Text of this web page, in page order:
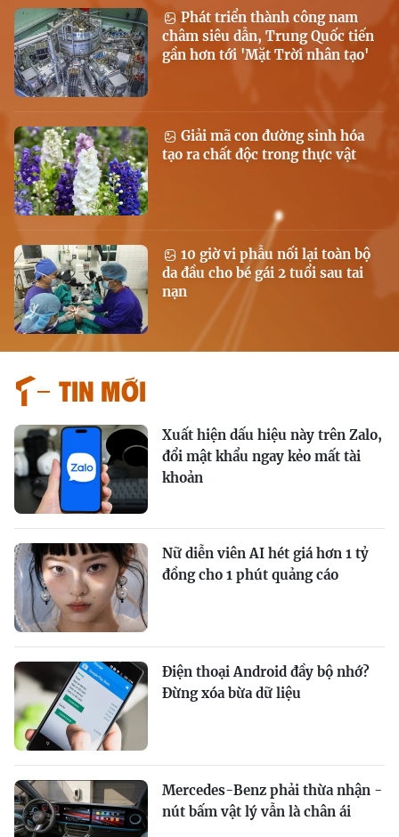
Phát triển thành công nam
châm siêu dẫn, Trung Quốc tiến
gần hơn tới 'Mặt Trời nhân tạo'
Giải mã con đường sinh hóa
tạo ra chất độc trong thực vật
10 giờ vi phẫu nối lại toàn bộ
da đầu cho bé gái 2 tuổi sau tai
nạn
Tin mới
Xuất hiện dấu hiệu này trên Zalo,
đổi mật khẩu ngay kẻo mất tài
khoản
Nữ diễn viên AI hét giá hơn 1 tỷ
đồng cho 1 phút quảng cáo
Điện thoại Android đầy bộ nhớ?
Đừng xóa bừa dữ liệu
Mercedes-Benz phải thừa nhận -
nút bấm vật lý vẫn là chân ái